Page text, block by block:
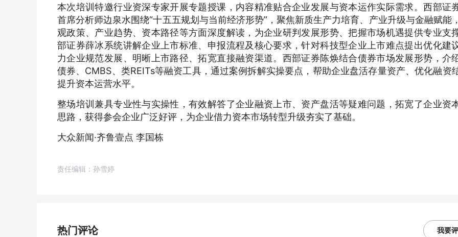
本次培训特邀行业资深专家开展专题授课，内容精准贴合企业发展与资本运作实际需求。西部证
首席分析师边泉水围绕“十五五规划与当前经济形势”，聚焦新质生产力培育、产业升级与金融赋能
观政策、产业趋势、资本路径等方面深度解读，为企业研判发展形势、把握市场机遇提供专业支
部证券薛冰系统讲解企业上市标准、申报流程及核心要求，针对科技型企业上市难点提出优化建
力企业规范发展、明晰上市路径、拓宽直接融资渠道。西部证券陈焕结合债券市场发展形势，介
债券、CMBS、类REITs等融资工具，通过案例拆解实操要点，帮助企业盘活存量资产、优化融资
提升资本运营水平。
整场培训兼具专业性与实操性，有效解答了企业融资上市、资产盘活等疑难问题，拓宽了企业资
思路，获得参会企业广泛好评，为企业借力资本市场转型升级夯实了基础。
大众新闻·齐鲁壹点 李国栋
责任编辑：孙雪婷
热门评论 我要